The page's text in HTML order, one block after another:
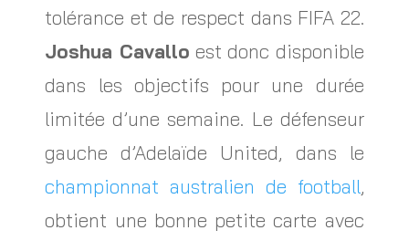
tolérance et de respect dans FIFA 22.
Joshua Cavallo est donc disponible
dans les objectifs pour une durée
limitée d’une semaine. Le défenseur
gauche d’Adelaïde United, dans le
championnat australien de football,
obtient une bonne petite carte avec